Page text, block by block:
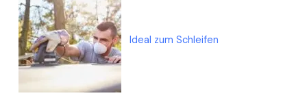
Ideal zum Schleifen